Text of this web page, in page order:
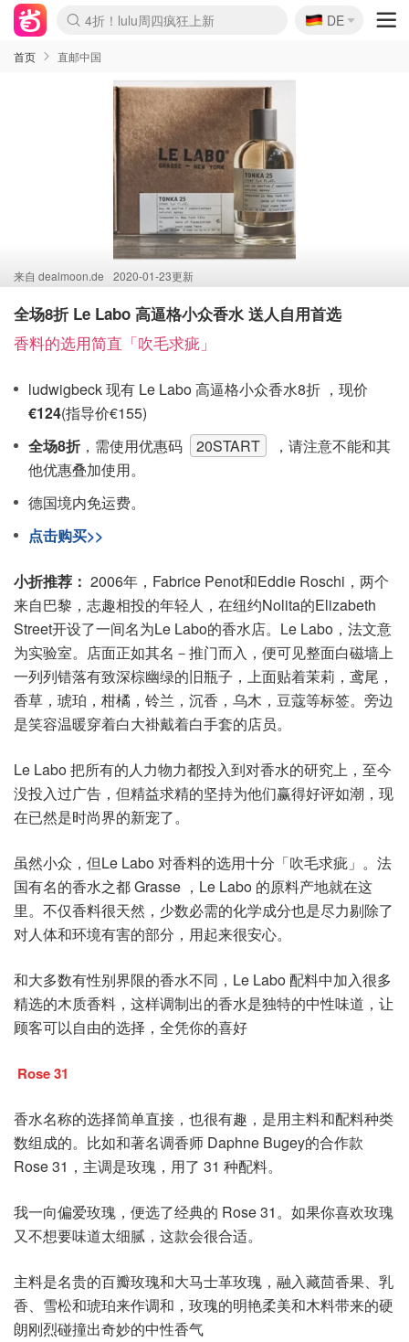
Boticinal 夏促开抢！
4折！lulu周四疯狂上新
还没结束！&OtherStories大促
Joybuy变相75折 随时失效
速领！Stanley独家85折
疑似霸哥！Camper额外叠85折
Zalando 奥莱闪促！每日更新
Moncler反季囤！5折起+叠9折
Coach Brooklyn仅€192
🇩🇪
DE
首页 直邮中国
来自 dealmoon.de 2020-01-23更新
全场8折 Le Labo 高逼格小众香水 送人自用首选
香料的选用简直「吹毛求疵」
ludwigbeck 现有 Le Labo 高逼格小众香水8折 ，现价
€124(指导价€155)
全场8折 ，需使用优惠码 20START
，请注意不能和其
他优惠叠加使用。
德国境内免运费。
点击购买>>
小折推荐： 2006年，Fabrice Penot和Eddie Roschi，两个
来自巴黎，志趣相投的年轻人，在纽约Nolita的Elizabeth
Street开设了一间名为Le Labo的香水店。Le Labo，法文意
为实验室。店面正如其名－推门而入，便可见整面白磁墙上
一列列错落有致深棕幽绿的旧瓶子，上面贴着茉莉，鸢尾，
香草，琥珀，柑橘，铃兰，沉香，乌木，豆蔻等标签。旁边
是笑容温暖穿着白大褂戴着白手套的店员。
Le Labo 把所有的人力物力都投入到对香水的研究上，至今
没投入过广告，但精益求精的坚持为他们赢得好评如潮，现
在已然是时尚界的新宠了。
虽然小众，但Le Labo 对香料的选用十分「吹毛求疵」。法
国有名的香水之都 Grasse ，Le Labo 的原料产地就在这
里。不仅香料很天然，少数必需的化学成分也是尽力剔除了
对人体和环境有害的部分，用起来很安心。
和大多数有性别界限的香水不同，Le Labo 配料中加入很多
精选的木质香料，这样调制出的香水是独特的中性味道，让
顾客可以自由的选择，全凭你的喜好
Rose 31
香水名称的选择简单直接，也很有趣，是用主料和配料种类
数组成的。比如和著名调香师 Daphne Bugey的合作款
Rose 31，主调是玫瑰，用了 31 种配料。
我一向偏爱玫瑰，便选了经典的 Rose 31。如果你喜欢玫瑰
又不想要味道太细腻，这款会很合适。
主料是名贵的百瓣玫瑰和大马士革玫瑰，融入藏茴香果、乳
香、雪松和琥珀来作调和，玫瑰的明艳柔美和木料带来的硬
朗刚烈碰撞出奇妙的中性香气